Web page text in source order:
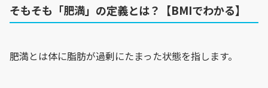
そもそも「肥満」の定義とは？【BMIでわかる】
肥満とは体に脂肪が過剰にたまった状態を指します。